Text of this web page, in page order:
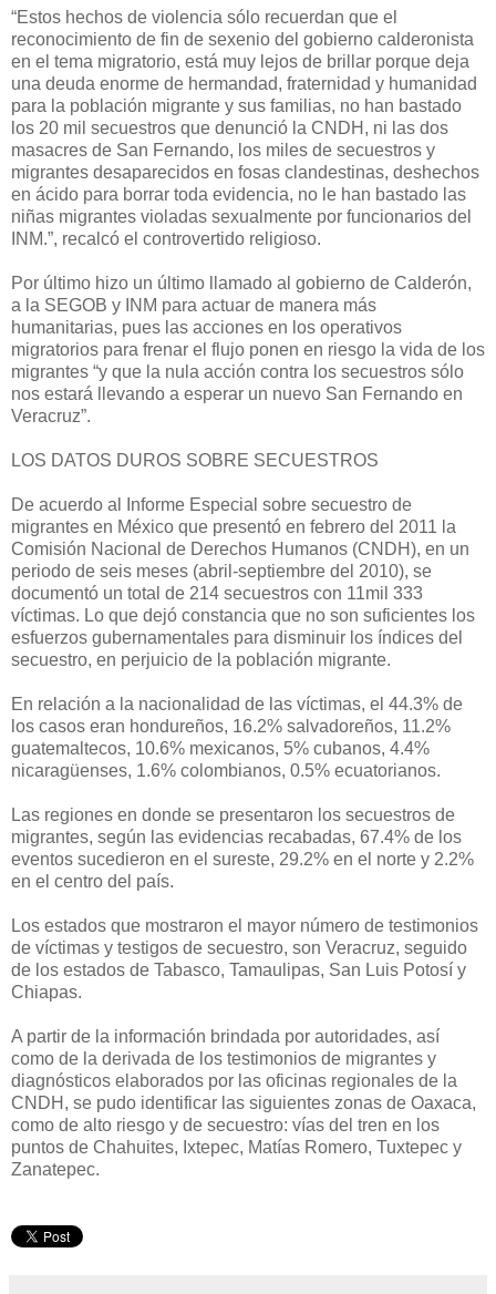
“Estos hechos de violencia sólo recuerdan que el
reconocimiento de fin de sexenio del gobierno calderonista
en el tema migratorio, está muy lejos de brillar porque deja
una deuda enorme de hermandad, fraternidad y humanidad
para la población migrante y sus familias, no han bastado
los 20 mil secuestros que denunció la CNDH, ni las dos
masacres de San Fernando, los miles de secuestros y
migrantes desaparecidos en fosas clandestinas, deshechos
en ácido para borrar toda evidencia, no le han bastado las
niñas migrantes violadas sexualmente por funcionarios del
INM.”, recalcó el controvertido religioso.
Por último hizo un último llamado al gobierno de Calderón,
a la SEGOB y INM para actuar de manera más
humanitarias, pues las acciones en los operativos
migratorios para frenar el flujo ponen en riesgo la vida de los
migrantes “y que la nula acción contra los secuestros sólo
nos estará llevando a esperar un nuevo San Fernando en
Veracruz”.
LOS DATOS DUROS SOBRE SECUESTROS
De acuerdo al Informe Especial sobre secuestro de
migrantes en México que presentó en febrero del 2011 la
Comisión Nacional de Derechos Humanos (CNDH), en un
periodo de seis meses (abril-septiembre del 2010), se
documentó un total de 214 secuestros con 11mil 333
víctimas. Lo que dejó constancia que no son suficientes los
esfuerzos gubernamentales para disminuir los índices del
secuestro, en perjuicio de la población migrante.
En relación a la nacionalidad de las víctimas, el 44.3% de
los casos eran hondureños, 16.2% salvadoreños, 11.2%
guatemaltecos, 10.6% mexicanos, 5% cubanos, 4.4%
nicaragüenses, 1.6% colombianos, 0.5% ecuatorianos.
Las regiones en donde se presentaron los secuestros de
migrantes, según las evidencias recabadas, 67.4% de los
eventos sucedieron en el sureste, 29.2% en el norte y 2.2%
en el centro del país.
Los estados que mostraron el mayor número de testimonios
de víctimas y testigos de secuestro, son Veracruz, seguido
de los estados de Tabasco, Tamaulipas, San Luis Potosí y
Chiapas.
A partir de la información brindada por autoridades, así
como de la derivada de los testimonios de migrantes y
diagnósticos elaborados por las oficinas regionales de la
CNDH, se pudo identificar las siguientes zonas de Oaxaca,
como de alto riesgo y de secuestro: vías del tren en los
puntos de Chahuites, Ixtepec, Matías Romero, Tuxtepec y
Zanatepec.